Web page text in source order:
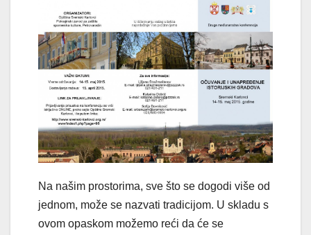
Na našim prostorima, sve što se dogodi više od
jednom, može se nazvati tradicijom. U skladu s
ovom opaskom možemo reći da će se